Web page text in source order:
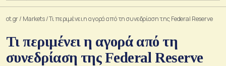
ot.gr/ Markets/Τι περιμένει η αγορά από τη συνεδρίαση της Federal Reserve
Τι περιμένει η αγορά από τη
συνεδρίαση της Federal Reserve